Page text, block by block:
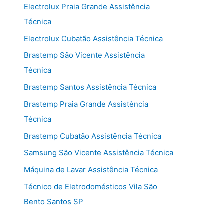
Electrolux Praia Grande Assistência
Técnica
Electrolux Cubatão Assistência Técnica
Brastemp São Vicente Assistência
Técnica
Brastemp Santos Assistência Técnica
Brastemp Praia Grande Assistência
Técnica
Brastemp Cubatão Assistência Técnica
Samsung São Vicente Assistência Técnica
Máquina de Lavar Assistência Técnica
Técnico de Eletrodomésticos Vila São
Bento Santos SP